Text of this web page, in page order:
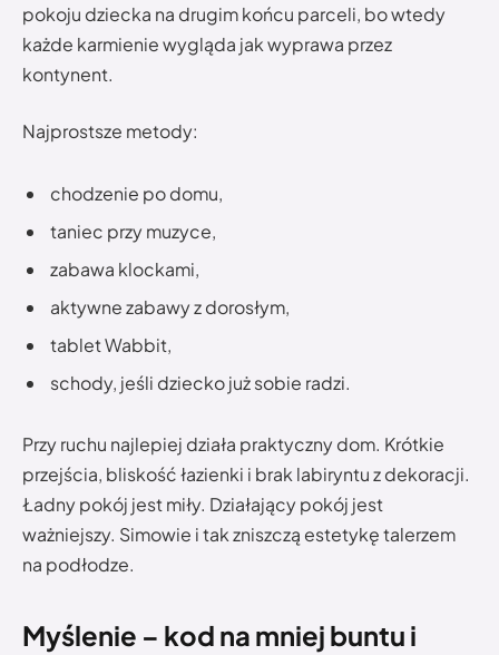
pokoju dziecka na drugim końcu parceli, bo wtedy
każde karmienie wygląda jak wyprawa przez
kontynent.
Najprostsze metody:
chodzenie po domu,
taniec przy muzyce,
zabawa klockami,
aktywne zabawy z dorosłym,
tablet Wabbit,
schody, jeśli dziecko już sobie radzi.
Przy ruchu najlepiej działa praktyczny dom. Krótkie
przejścia, bliskość łazienki i brak labiryntu z dekoracji.
Ładny pokój jest miły. Działający pokój jest
ważniejszy. Simowie i tak zniszczą estetykę talerzem
na podłodze.
Myślenie – kod na mniej buntu i